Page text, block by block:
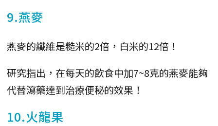
9.燕麥
燕麥的纖維是糙米的2倍，白米的12倍！
研究指出，在每天的飲食中加7~8克的燕麥能夠
代替瀉藥達到治療便秘的效果！
10.火龍果